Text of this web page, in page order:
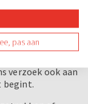
in het bezit te
verzoek ook aan
begint.
pas aan